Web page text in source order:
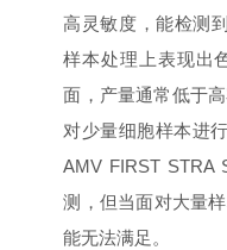
高灵敏度，能检测
样本处理上表现出
面，产量通常低于
对少量细胞样本进
AMV FIRST
测，但当面对大量
能无法满足。